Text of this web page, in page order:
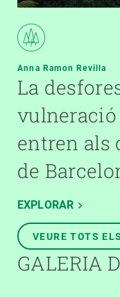
Anna Ramon Revilla
La
entren als
de
EXPLORAR
VEURE TOTS
GALERIA